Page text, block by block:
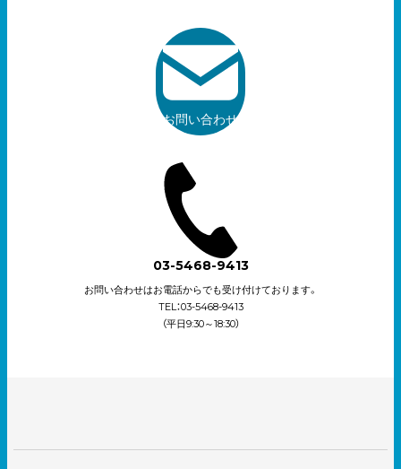
お問い合わせ
03-5468-9413
お問い合わせはお電話からでも受け付けております。
TEL：03-5468-9413
（平日9:30～18:30）